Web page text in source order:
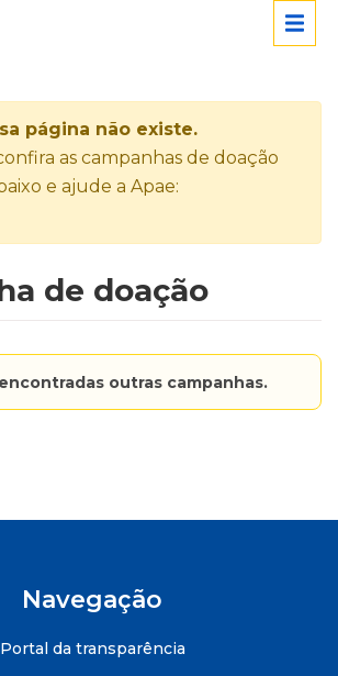
página não existe.
as campanhas de doação
e ajude a Apae:
de doação
outras campanhas.
Navegação
Portal da transparência